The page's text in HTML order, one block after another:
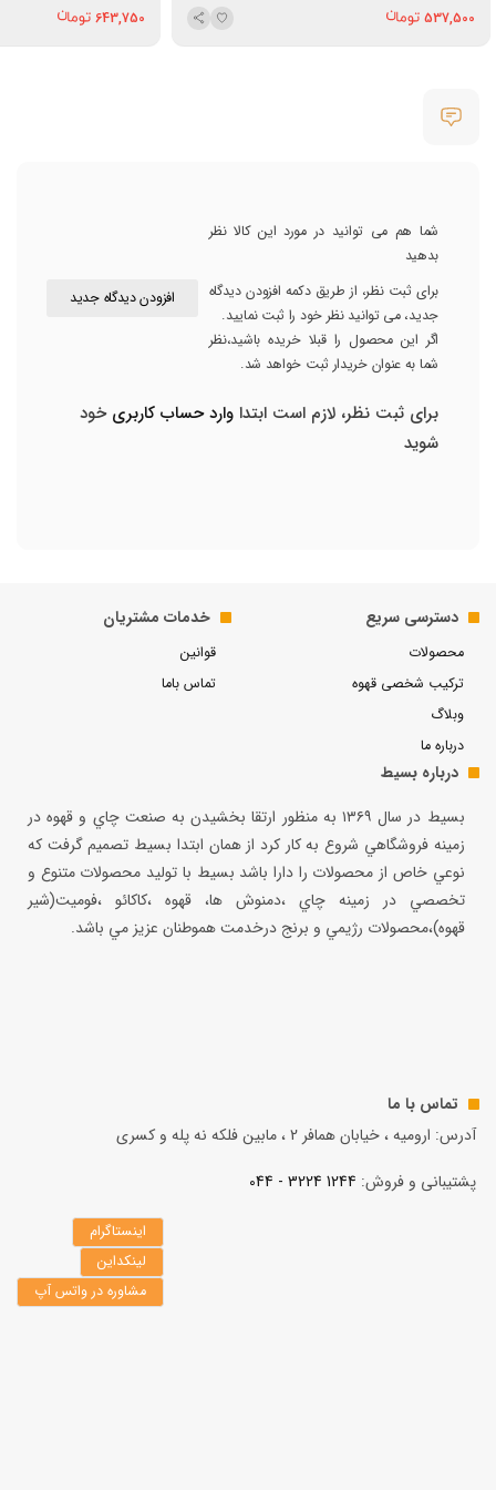
537,500
643,750
شما هم می توانید در مورد این کالا نظر
بدهید
برای ثبت نظر، از طریق دکمه افزودن دیدگاه
جدید، می توانید نظر خود را ثبت نمایید.
اگر این محصول را قبلا خریده باشید،نظر
شما به عنوان خریدار ثبت خواهد شد.
افزودن دیدگاه جدید
برای ثبت نظر، لازم است ابتدا وارد حساب کاربریخود
شوید
دسترسی سریع
محصولات
ترکیب شخصی قهوه
وبلاگ
درباره ما
خدمات مشتریان
قوانین
تماس باما
درباره بسیط
بسيط در سال ۱۳۶۹ به منظور ارتقا بخشيدن به صنعت چاي و قهوه در
زمينه فروشگاهي شروع به كار كرد از همان ابتدا بسيط تصميم گرفت كه
نوعي خاص از محصولات را دارا باشد بسيط با توليد محصولات متنوع و
تخصصي در زمينه چاي ،دمنوش ها، قهوه ،كاكائو ،فوميت(شير
قهوه)،محصولات رژيمي و برنج درخدمت هموطنان عزيز مي باشد.
تماس با ما
آدرس: ارومیه ، خیابان همافر 2 ، مابين فلكه نه پله و کسری
پشتیبانی و فروش: 1244 3224 - 044
اینستاگرام
لینکداین
مشاوره در واتس آپ